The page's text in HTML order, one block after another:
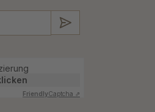
FriendlyCaptcha ⇗